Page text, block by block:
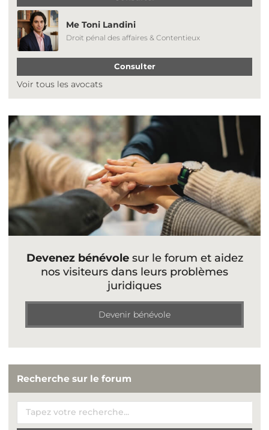
Me Toni Landini
Droit pénal des affaires & Contentieux
Consulter
Voir tous les avocats
Devenez bénévolesur le forum et aidez
nos visiteurs dans leurs problèmes
juridiques
Devenir bénévole
Recherche sur le forum